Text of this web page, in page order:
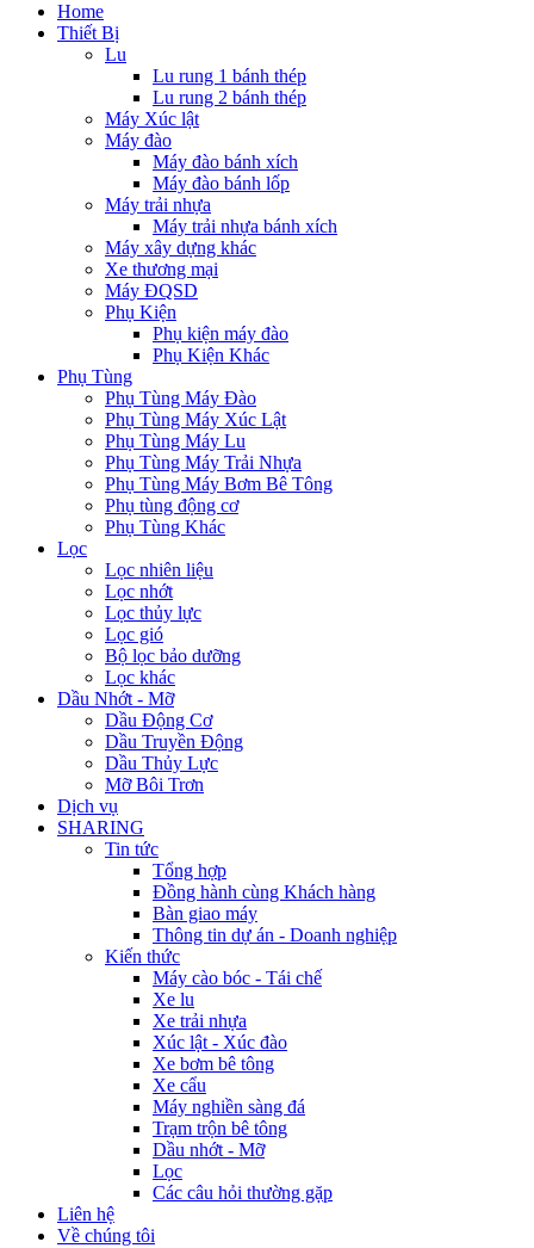
Home
Thiết Bị
Lu
Lu rung 1 bánh thép
Lu rung 2 bánh thép
Máy Xúc lật
Máy đào
Máy đào bánh xích
Máy đào bánh lốp
Máy trải nhựa
Máy trải nhựa bánh xích
Máy xây dựng khác
Xe thương mại
Máy ĐQSD
Phụ Kiện
Phụ kiện máy đào
Phụ Kiện Khác
Phụ Tùng
Phụ Tùng Máy Đào
Phụ Tùng Máy Xúc Lật
Phụ Tùng Máy Lu
Phụ Tùng Máy Trải Nhựa
Phụ Tùng Máy Bơm Bê Tông
Phụ tùng động cơ
Phụ Tùng Khác
Lọc
Lọc nhiên liệu
Lọc nhớt
Lọc thủy lực
Lọc gió
Bộ lọc bảo dưỡng
Lọc khác
Dầu Nhớt - Mỡ
Dầu Động Cơ
Dầu Truyền Động
Dầu Thủy Lực
Mỡ Bôi Trơn
Dịch vụ
SHARING
Tin tức
Tổng hợp
Đồng hành cùng Khách hàng
Bàn giao máy
Thông tin dự án - Doanh nghiệp
Kiến thức
Máy cào bóc - Tái chế
Xe lu
Xe trải nhựa
Xúc lật - Xúc đào
Xe bơm bê tông
Xe cẩu
Máy nghiền sàng đá
Trạm trộn bê tông
Dầu nhớt - Mỡ
Lọc
Các câu hỏi thường gặp
Liên hệ
Về chúng tôi